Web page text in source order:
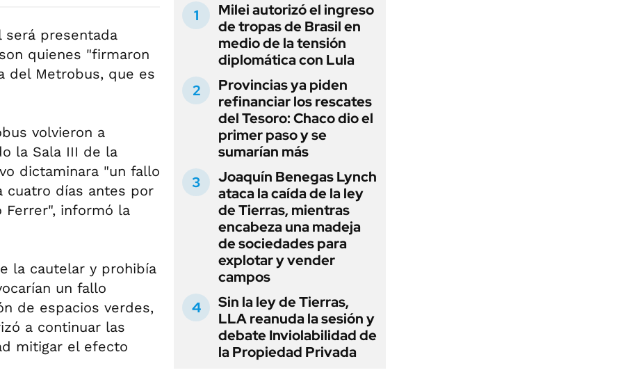
será presentada
quienes "firmaron
del Metrobus, que es
volvieron a
la Sala III de la
dictaminara "un fallo
cuatro días antes por
Ferrer", informó la
la cautelar y prohibía
un fallo
de espacios verdes,
a continuar las
mitigar el efecto
Milei autorizó el ingreso
de tropas de Brasil en
medio de la tensión
diplomática con Lula
Provincias ya piden
refinanciar los rescates
del Tesoro: Chaco dio el
primer paso y se
sumarían más
Joaquín Benegas Lynch
ataca la caída de la ley
de Tierras, mientras
encabeza una madeja
de sociedades para
explotar y vender
campos
Sin la ley de Tierras,
LLA reanuda la sesión y
debate Inviolabilidad de
la Propiedad Privada